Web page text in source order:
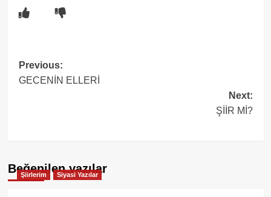
Post
navigation
Previous:
GECENİN ELLERİ
Next:
ŞİİR Mİ?
Beğenilen yazılar
Şiirlerim Siyasi Yazılar